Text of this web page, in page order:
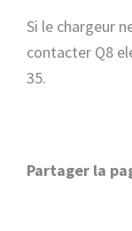
Si le chargeur
contacter Q8
35.
Partager la